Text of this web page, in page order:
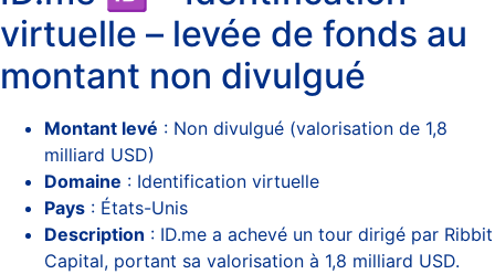
virtuelle – levée de fonds au
montant non divulgué
Montant levé : Non divulgué (valorisation de 1,8
milliard USD)
Domaine : Identification virtuelle
Pays : États-Unis
Description : ID.me a achevé un tour dirigé par Ribbit
Capital, portant sa valorisation à 1,8 milliard USD.